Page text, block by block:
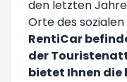
den letzten
Orte des
RentiCar
der
bietet Ihnen die